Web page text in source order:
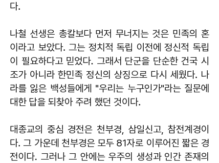
다.
나철 선생은 총칼보다 먼저 무너지는 것은 민족의 혼
이라고 보았다. 그는 정치적 독립 이전에 정신적 독립
이 필요하다고 믿었다. 그래서 단군을 단순한 건국 시
조가 아니라 한민족 정신의 상징으로 다시 세웠다. 나
라를 잃은 백성들에게 "우리는 누구인가"라는 질문에
대한 답을 되찾아 주려 했던 것이다.
대종교의 중심 경전은 천부경, 삼일신고, 참전계경이
다. 그 가운데 천부경은 모두 81자로 이루어진 짧은 경
전이다. 그러나 그 안에는 우주의 생성과 인간 존재의